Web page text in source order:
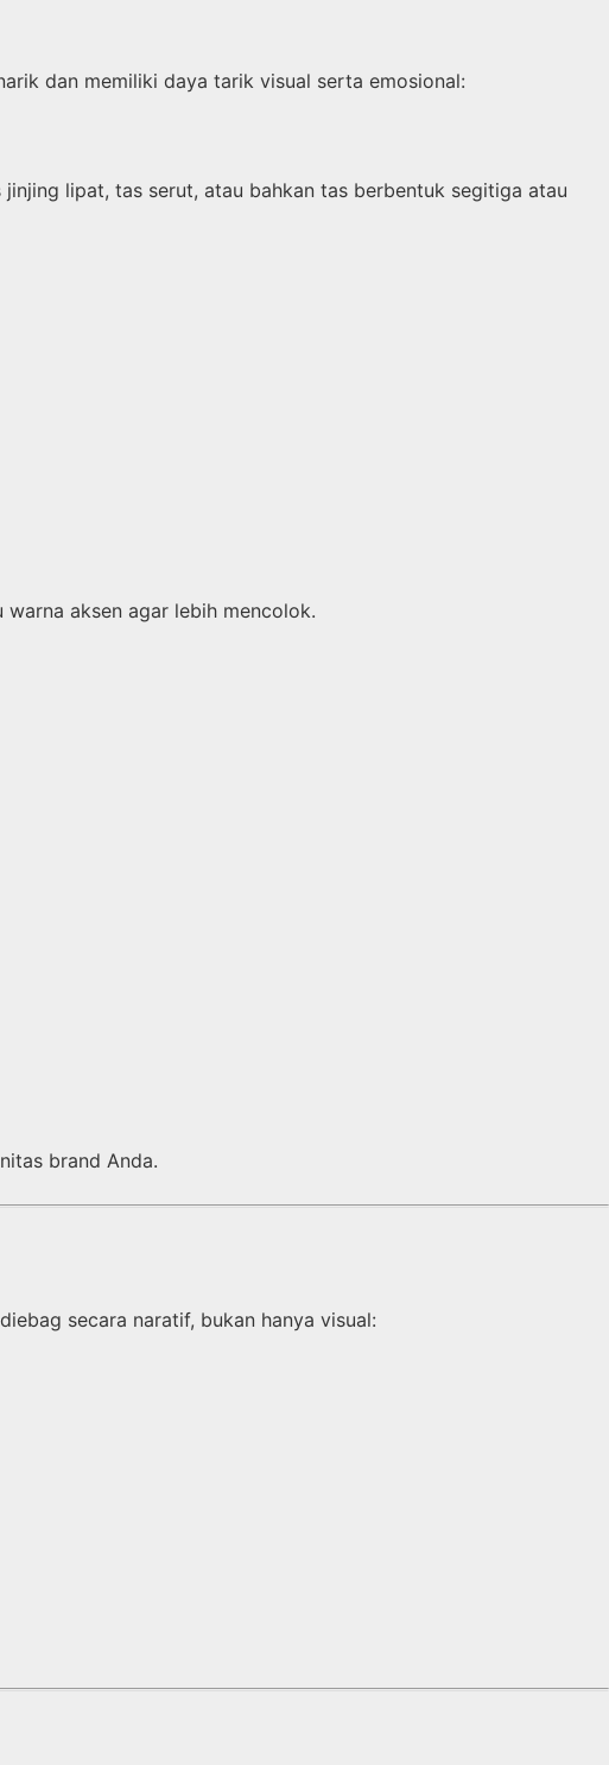
dan memiliki daya tarik visual serta emosional:
jinjing lipat, tas serut, atau bahkan tas berbentuk segitiga atau
aksen agar lebih mencolok.
brand Anda.
secara naratif, bukan hanya visual: